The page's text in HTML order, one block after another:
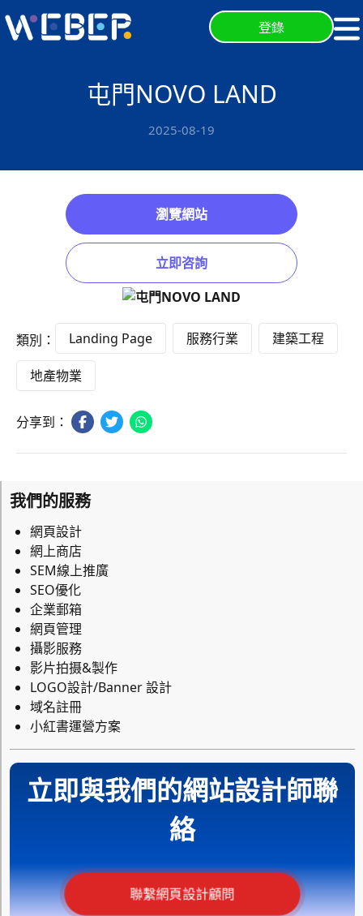
登錄
屯門NOVO LAND
2025-08-19
瀏覽網站
立即咨詢
類別： Landing Page 服務行業 建築工程
地產物業
分享到：
我們的服務
網頁設計
網上商店
SEM線上推廣
SEO優化
企業郵箱
網頁管理
攝影服務
影片拍摄&製作
LOGO設計/Banner 設計
域名註冊
小紅書運營方案
立即與我們的網站設計師聯
絡
聯繫網頁設計顧問